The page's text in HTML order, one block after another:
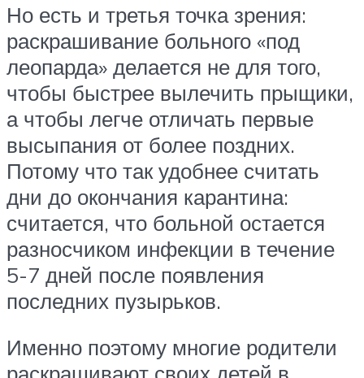
Но есть и третья точка зрения:
раскрашивание больного «под
леопарда» делается не для того,
чтобы быстрее вылечить прыщики,
а чтобы легче отличать первые
высыпания от более поздних.
Потому что так удобнее считать
дни до окончания карантина:
считается, что больной остается
разносчиком инфекции в течение
5-7 дней после появления
последних пузырьков.
Именно поэтому многие родители